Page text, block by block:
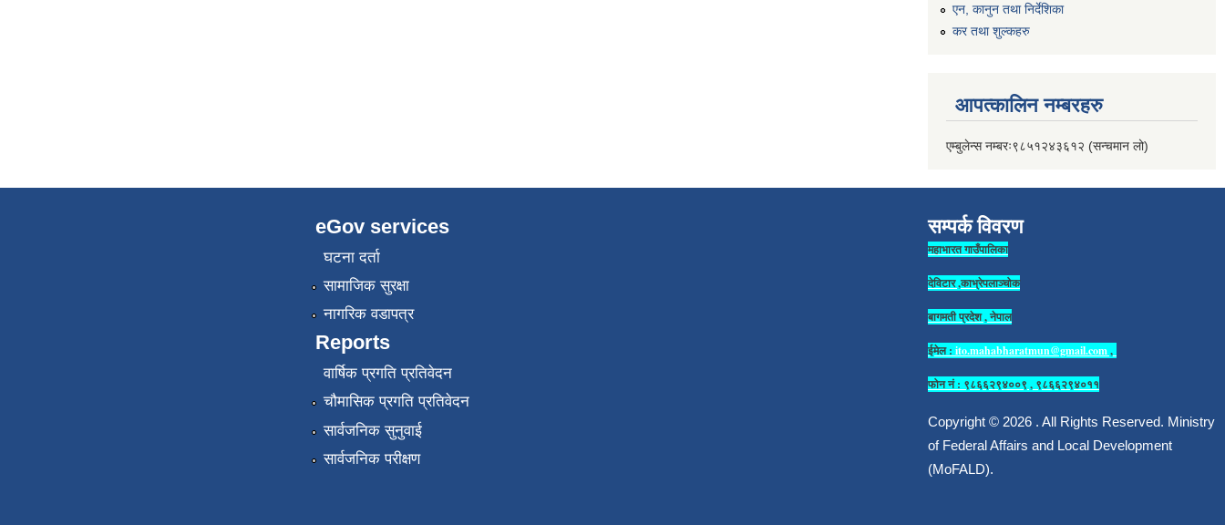
एन, कानुन तथा निर्देशिका
कर तथा शुल्कहरु
आपत्कालिन नम्बरहरु
एम्बुलेन्स नम्बरः९८५१२४३६१२ (सन्चमान लो)
eGov services
घटना दर्ता
सामाजिक सुरक्षा
नागरिक वडापत्र
Reports
वार्षिक प्रगति प्रतिवेदन
चौमासिक प्रगति प्रतिवेदन
सार्वजनिक सुनुवाई
सार्वजनिक परीक्षण
सम्पर्क विवरण
महाभारत गाउँपालिका
देविटार ,काभ्रेपलाञ्चोक
बागमती प्रदेश , नेपाल
ईमेल : ito.mahabharatmun@gmail.com,
फोन नं : ९८६६२९४००९ , ९८६६२९४०११
Copyright © 2026 . All Rights Reserved. Ministry
of Federal Affairs and Local Development
(MoFALD).